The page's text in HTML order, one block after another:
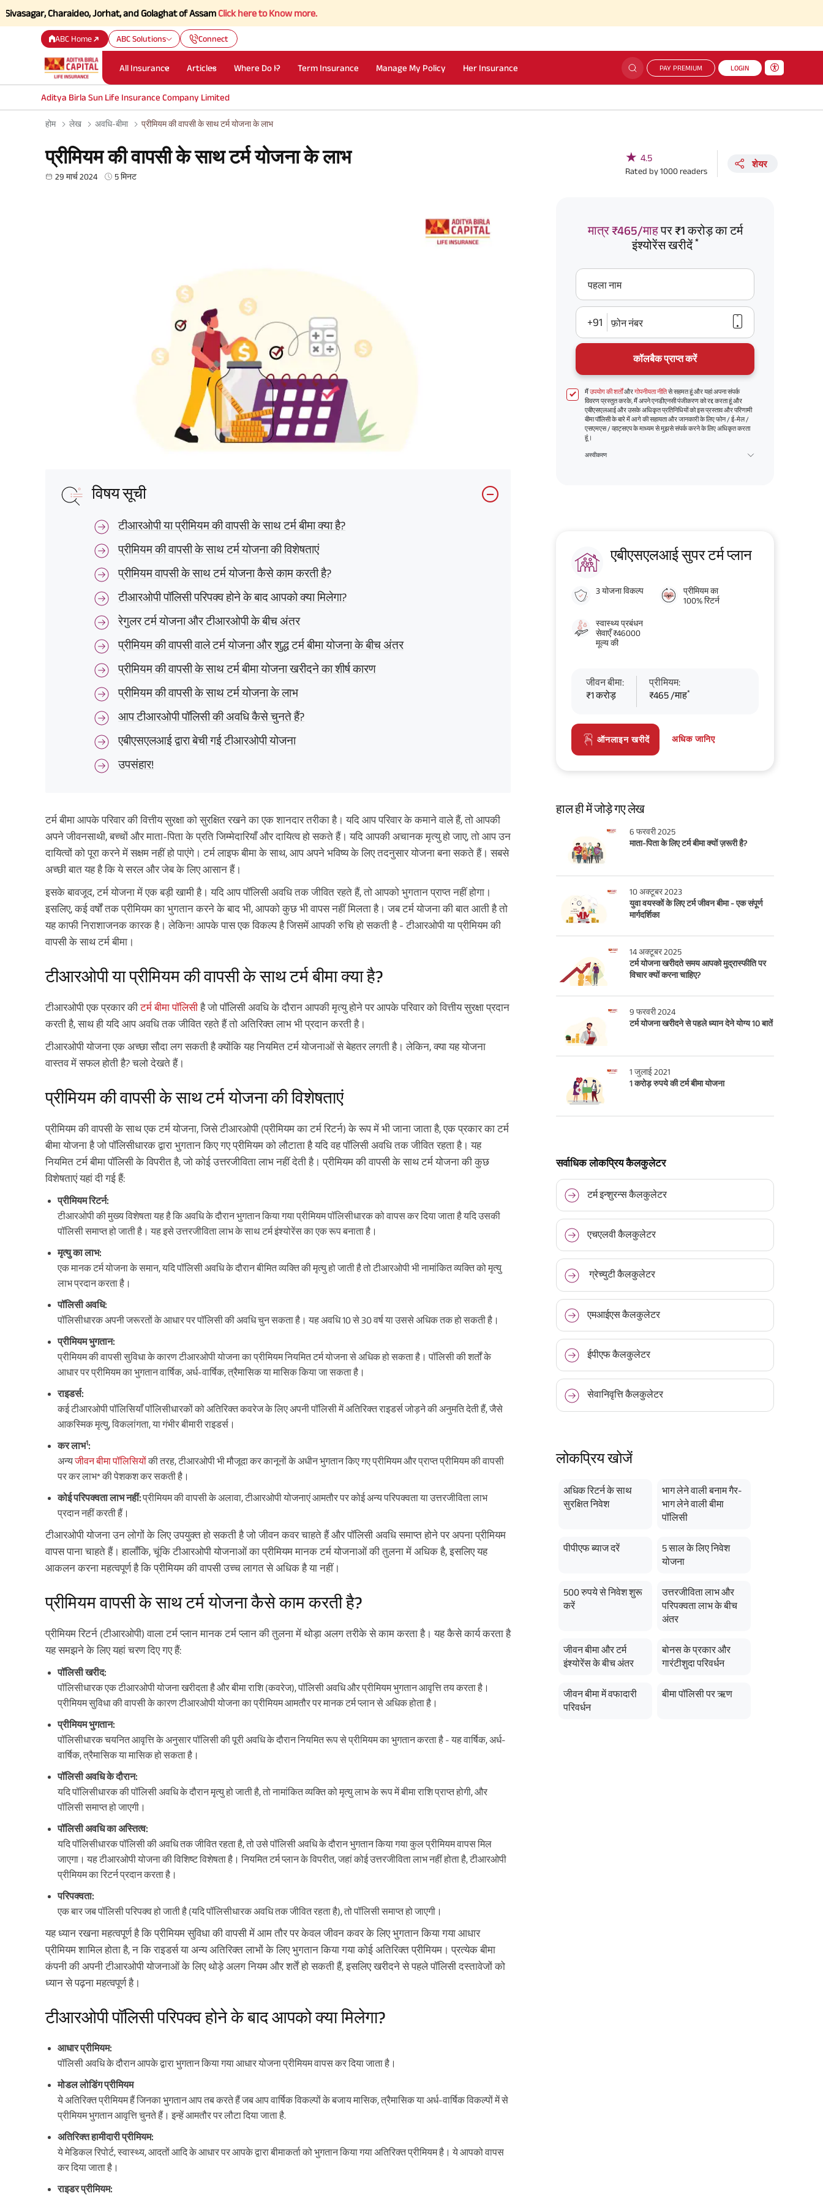
Jorhat, and Golaghat of AssamClick here to Know more.
ABC Home ABC Solutions Connect
All Insurance Articles Where Do I? Term Insurance Manage My Policy Her Insurance PAY PREMIUM LOGIN
Aditya Birla Sun Life Insurance Company Limited
होम लेख अवधि-बीमा प्रीमियम की वापसी के साथ टर्म योजना के लाभ
प्रीमियम की वापसी के साथ टर्म योजना के लाभ
29 मार्च 2024 5 मिनट
★ 4.5
Rated by1000 readers
शेयर
विषय सूची
टीआरओपी या प्रीमियम की वापसी के साथ टर्म बीमा क्या है?
प्रीमियम की वापसी के साथ टर्म योजना की विशेषताएं
प्रीमियम वापसी के साथ टर्म योजना कैसे काम करती है?
टीआरओपी पॉलिसी परिपक्व होने के बाद आपको क्या मिलेगा?
रेगुलर टर्म योजना और टीआरओपी के बीच अंतर
प्रीमियम की वापसी वाले टर्म योजना और शुद्ध टर्म बीमा योजना के बीच अंतर
प्रीमियम की वापसी के साथ टर्म बीमा योजना खरीदने का शीर्ष कारण
प्रीमियम की वापसी के साथ टर्म योजना के लाभ
आप टीआरओपी पॉलिसी की अवधि कैसे चुनते हैं?
एबीएसएलआई द्वारा बेची गई टीआरओपी योजना
उपसंहार!
टर्म बीमा आपके परिवार की वित्तीय सुरक्षा को सुरक्षित रखने का एक शानदार तरीका है। यदि आप परिवार के कमाने वाले हैं, तो आपकी
अपने जीवनसाथी, बच्चों और माता-पिता के प्रति जिम्मेदारियाँ और दायित्व हो सकते हैं। यदि आपकी अचानक मृत्यु हो जाए, तो आप उन
दायित्वों को पूरा करने में सक्षम नहीं हो पाएंगे। टर्म लाइफ बीमा के साथ, आप अपने भविष्य के लिए तदनुसार योजना बना सकते हैं। सबसे
अच्छी बात यह है कि ये सरल और जेब के लिए आसान हैं।
इसके बावजूद, टर्म योजना में एक बड़ी खामी है। यदि आप पॉलिसी अवधि तक जीवित रहते हैं, तो आपको भुगतान प्राप्त नहीं होगा।
इसलिए, कई वर्षों तक प्रीमियम का भुगतान करने के बाद भी, आपको कुछ भी वापस नहीं मिलता है। जब टर्म योजना की बात आती है तो
यह काफी निराशाजनक कारक है। लेकिन! आपके पास एक विकल्प है जिसमें आपकी रुचि हो सकती है - टीआरओपी या प्रीमियम की
वापसी के साथ टर्म बीमा।
टीआरओपी या प्रीमियम की वापसी के साथ टर्म बीमा क्या है?
टीआरओपी एक प्रकार कीटर्म बीमा पॉलिसीहै जो पॉलिसी अवधि के दौरान आपकी मृत्यु होने पर आपके परिवार को वित्तीय सुरक्षा प्रदान
करती है, साथ ही यदि आप अवधि तक जीवित रहते हैं तो अतिरिक्त लाभ भी प्रदान करती है।
टीआरओपी योजना एक अच्छा सौदा लग सकती है क्योंकि यह नियमित टर्म योजनाओं से बेहतर लगती है। लेकिन, क्या यह योजना
वास्तव में सफल होती है? चलो देखते हैं।
प्रीमियम की वापसी के साथ टर्म योजना की विशेषताएं
प्रीमियम की वापसी के साथ एक टर्म योजना, जिसे टीआरओपी (प्रीमियम का टर्म रिटर्न) के रूप में भी जाना जाता है, एक प्रकार का टर्म
बीमा योजना है जो पॉलिसीधारक द्वारा भुगतान किए गए प्रीमियम को लौटाता है यदि वह पॉलिसी अवधि तक जीवित रहता है। यह
नियमित टर्म बीमा पॉलिसी के विपरीत है, जो कोई उत्तरजीविता लाभ नहीं देती है। प्रीमियम की वापसी के साथ टर्म योजना की कुछ
विशेषताएं यहां दी गई हैं:
प्रीमियम रिटर्न:
टीआरओपी की मुख्य विशेषता यह है कि अवधि के दौरान भुगतान किया गया प्रीमियम पॉलिसीधारक को वापस कर दिया जाता है यदि उसकी
पॉलिसी समाप्त हो जाती है। यह इसे उत्तरजीविता लाभ के साथ टर्म इंश्योरेंस का एक रूप बनाता है।
मृत्यु का लाभ:
एक मानक टर्म योजना के समान, यदि पॉलिसी अवधि के दौरान बीमित व्यक्ति की मृत्यु हो जाती है तो टीआरओपी भी नामांकित व्यक्ति को मृत्यु
लाभ प्रदान करता है।
पॉलिसी अवधि:
पॉलिसीधारक अपनी जरूरतों के आधार पर पॉलिसी की अवधि चुन सकता है। यह अवधि 10 से 30 वर्ष या उससे अधिक तक हो सकती है।
प्रीमियम भुगतान:
प्रीमियम की वापसी सुविधा के कारण टीआरओपी योजना का प्रीमियम नियमित टर्म योजना से अधिक हो सकता है। पॉलिसी की शर्तों के
आधार पर प्रीमियम का भुगतान वार्षिक, अर्ध-वार्षिक, त्रैमासिक या मासिक किया जा सकता है।
राइडर्स:
कई टीआरओपी पॉलिसियाँ पॉलिसीधारकों को अतिरिक्त कवरेज के लिए अपनी पॉलिसी में अतिरिक्त राइडर्स जोड़ने की अनुमति देती हैं, जैसे
आकस्मिक मृत्यु, विकलांगता, या गंभीर बीमारी राइडर्स।
कर लाभ1:
अन्यजीवन बीमा पॉलिसियोंकी तरह, टीआरओपी भी मौजूदा कर कानूनों के अधीन भुगतान किए गए प्रीमियम और प्राप्त प्रीमियम की वापसी
पर कर लाभ* की पेशकश कर सकती है।
कोई परिपक्वता लाभ नहीं:प्रीमियम की वापसी के अलावा, टीआरओपी योजनाएं आमतौर पर कोई अन्य परिपक्वता या उत्तरजीविता लाभ
प्रदान नहीं करती हैं।
टीआरओपी योजना उन लोगों के लिए उपयुक्त हो सकती है जो जीवन कवर चाहते हैं और पॉलिसी अवधि समाप्त होने पर अपना प्रीमियम
वापस पाना चाहते हैं। हालाँकि, चूंकि टीआरओपी योजनाओं का प्रीमियम मानक टर्म योजनाओं की तुलना में अधिक है, इसलिए यह
आकलन करना महत्वपूर्ण है कि प्रीमियम की वापसी उच्च लागत से अधिक है या नहीं।
प्रीमियम वापसी के साथ टर्म योजना कैसे काम करती है?
प्रीमियम रिटर्न (टीआरओपी) वाला टर्म प्लान मानक टर्म प्लान की तुलना में थोड़ा अलग तरीके से काम करता है। यह कैसे कार्य करता है
यह समझने के लिए यहां चरण दिए गए हैं:
पॉलिसी खरीद:
पॉलिसीधारक एक टीआरओपी योजना खरीदता है और बीमा राशि (कवरेज), पॉलिसी अवधि और प्रीमियम भुगतान आवृत्ति तय करता है।
प्रीमियम सुविधा की वापसी के कारण टीआरओपी योजना का प्रीमियम आमतौर पर मानक टर्म प्लान से अधिक होता है।
प्रीमियम भुगतान:
पॉलिसीधारक चयनित आवृत्ति के अनुसार पॉलिसी की पूरी अवधि के दौरान नियमित रूप से प्रीमियम का भुगतान करता है - यह वार्षिक, अर्ध-
वार्षिक, त्रैमासिक या मासिक हो सकता है।
पॉलिसी अवधि के दौरान:
यदि पॉलिसीधारक की पॉलिसी अवधि के दौरान मृत्यु हो जाती है, तो नामांकित व्यक्ति को मृत्यु लाभ के रूप में बीमा राशि प्राप्त होगी, और
पॉलिसी समाप्त हो जाएगी।
पॉलिसी अवधि का अस्तित्व:
यदि पॉलिसीधारक पॉलिसी की अवधि तक जीवित रहता है, तो उसे पॉलिसी अवधि के दौरान भुगतान किया गया कुल प्रीमियम वापस मिल
जाएगा। यह टीआरओपी योजना की विशिष्ट विशेषता है। नियमित टर्म प्लान के विपरीत, जहां कोई उत्तरजीविता लाभ नहीं होता है, टीआरओपी
प्रीमियम का रिटर्न प्रदान करता है।
परिपक्वता:
एक बार जब पॉलिसी परिपक्व हो जाती है (यदि पॉलिसीधारक अवधि तक जीवित रहता है), तो पॉलिसी समाप्त हो जाएगी।
यह ध्यान रखना महत्वपूर्ण है कि प्रीमियम सुविधा की वापसी में आम तौर पर केवल जीवन कवर के लिए भुगतान किया गया आधार
प्रीमियम शामिल होता है, न कि राइडर्स या अन्य अतिरिक्त लाभों के लिए भुगतान किया गया कोई अतिरिक्त प्रीमियम। प्रत्येक बीमा
कंपनी की अपनी टीआरओपी योजनाओं के लिए थोड़े अलग नियम और शर्तें हो सकती हैं, इसलिए खरीदने से पहले पॉलिसी दस्तावेजों को
ध्यान से पढ़ना महत्वपूर्ण है।
टीआरओपी पॉलिसी परिपक्व होने के बाद आपको क्या मिलेगा?
आधार प्रीमियम:
पॉलिसी अवधि के दौरान आपके द्वारा भुगतान किया गया आधार योजना प्रीमियम वापस कर दिया जाता है।
मोडल लोडिंग प्रीमियम
ये अतिरिक्त प्रीमियम हैं जिनका भुगतान आप तब करते हैं जब आप वार्षिक विकल्पों के बजाय मासिक, त्रैमासिक या अर्ध-वार्षिक विकल्पों में से
प्रीमियम भुगतान आवृत्ति चुनते हैं। इन्हें आमतौर पर लौटा दिया जाता है.
अतिरिक्त हामीदारी प्रीमियम:
ये मेडिकल रिपोर्ट, स्वास्थ्य, आदतों आदि के आधार पर आपके द्वारा बीमाकर्ता को भुगतान किया गया अतिरिक्त प्रीमियम है। ये आपको वापस
कर दिया जाता है।
राइडर प्रीमियम:
मात्र ₹465/माहपर ₹1 करोड़ का टर्म
इंश्योरेंस खरीदें*
पहला नाम
+91 फ़ोन नंबर
कॉलबैक प्राप्त करें
मैंउपयोग की शर्तोंऔरगोपनीयता नीतिसे सहमत हूं और यहां अपना संपर्क
विवरण प्रस्तुत करके, मैं अपने एनडीएनसी पंजीकरण को रद्द करता हूं और
एबीएसएलआई और उसके अधिकृत प्रतिनिधियों को इस प्रस्ताव और परिणामी
बीमा पॉलिसी के बारे में आगे की सहायता और जानकारी के लिए फोन / ई-मेल /
एसएमएस / व्हाट्सएप के माध्यम से मुझसे संपर्क करने के लिए अधिकृत करता
हूं।
अस्वीकरण
एबीएसएलआई सुपर टर्म प्लान
3 योजना विकल्प
प्रीमियम का
100% रिटर्न
स्वास्थ्य प्रबंधन
सेवाएँ ₹46000
मूल्य की
जीवन बीमा:
₹1 करोड़
प्रीमियम:
₹465 /माह*
ऑनलाइन खरीदें अधिक जानिए
हाल ही में जोड़े गए लेख
6 फरवरी 2025
माता-पिता के लिए टर्म बीमा क्यों ज़रूरी है?
10 अक्टूबर 2023
युवा वयस्कों के लिए टर्म जीवन बीमा - एक संपूर्ण
मार्गदर्शिका
14 अक्टूबर 2025
टर्म योजना खरीदते समय आपको मुद्रास्फीति पर
विचार क्यों करना चाहिए?
9 फरवरी 2024
टर्म योजना खरीदने से पहले ध्यान देने योग्य 10 बातें
1 जुलाई 2021
1 करोड़ रुपये की टर्म बीमा योजना
सर्वाधिक लोकप्रिय कैलकुलेटर
टर्म इन्शुरन्स कैलकुलेटर
एचएलवी कैलकुलेटर
ग्रेच्युटी कैलकुलेटर
एमआईएस कैलकुलेटर
ईपीएफ कैलकुलेटर
सेवानिवृत्ति कैलकुलेटर
लोकप्रिय खोजें
अधिक रिटर्न के साथ
सुरक्षित निवेश
भाग लेने वाली बनाम गैर-
भाग लेने वाली बीमा
पॉलिसी
पीपीएफ ब्याज दरें
5 साल के लिए निवेश
योजना
500 रुपये से निवेश शुरू
करें
उत्तरजीविता लाभ और
परिपक्वता लाभ के बीच
अंतर
जीवन बीमा और टर्म
इंश्योरेंस के बीच अंतर
बोनस के प्रकार और
गारंटीशुदा परिवर्धन
जीवन बीमा में वफादारी
परिवर्धन
बीमा पॉलिसी पर ऋण